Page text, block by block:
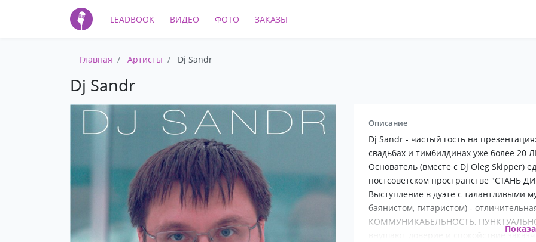
LEADBOOK ВИДЕО ФОТО ЗАКАЗЫ
Главная Артисты Dj Sandr
Dj Sandr
Описание
Dj Sandr - частый гость на
свадьбах и тимбилдинах уже более 20
Основатель (вместе с Dj Oleg Skipper)
постсоветском пространстве "СТАНЬ
Выступление в дуэте с талантливыми
баянистом, гитаристом) -
КОММУНИКАБЕЛЬНОСТЬ,
внушают доверие и спокойствие